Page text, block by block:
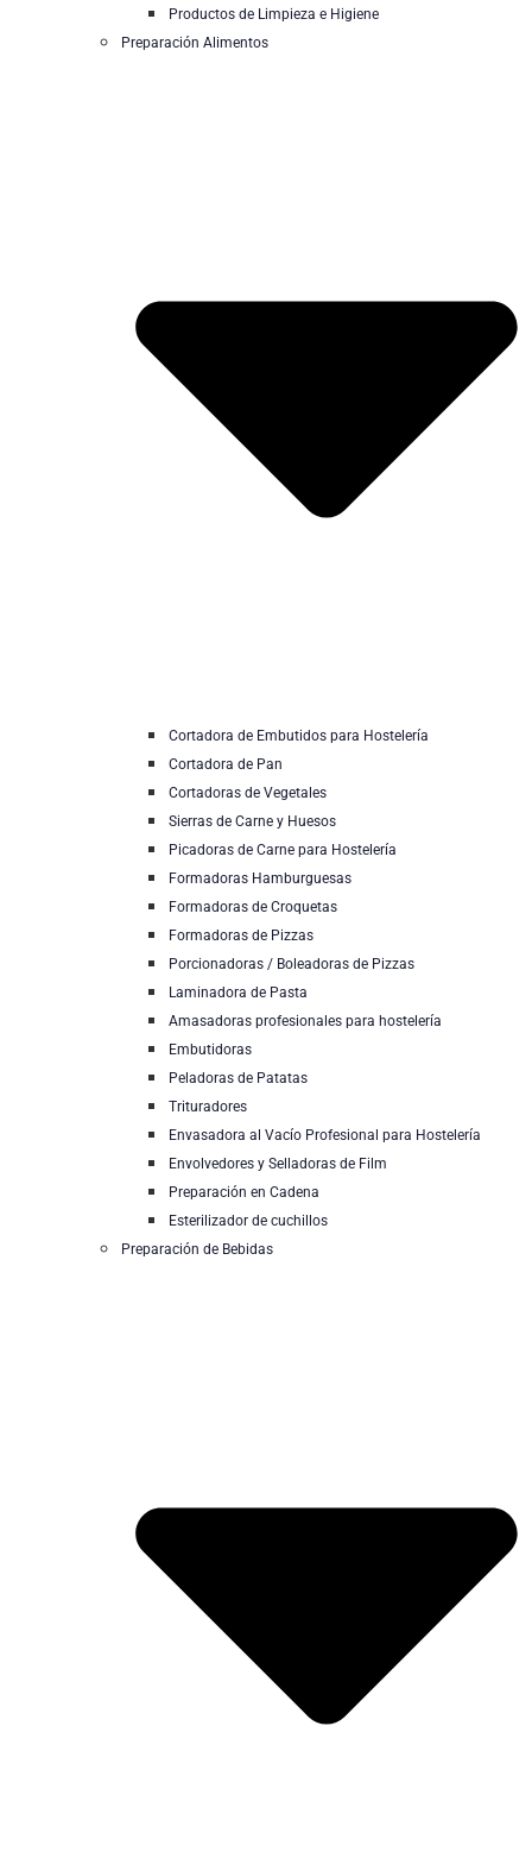
Productos de Limpieza e Higiene
Preparación Alimentos
Cortadora de Embutidos para Hostelería
Cortadora de Pan
Cortadoras de Vegetales
Sierras de Carne y Huesos
Picadoras de Carne para Hostelería
Formadoras Hamburguesas
Formadoras de Croquetas
Formadoras de Pizzas
Porcionadoras / Boleadoras de Pizzas
Laminadora de Pasta
Amasadoras profesionales para hostelería
Embutidoras
Peladoras de Patatas
Trituradores
Envasadora al Vacío Profesional para Hostelería
Envolvedores y Selladoras de Film
Preparación en Cadena
Esterilizador de cuchillos
Preparación de Bebidas